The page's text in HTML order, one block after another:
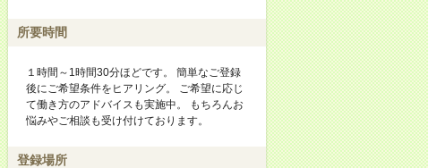
所要時間
１時間～1時間30分ほどです。 簡単なご登録
後にご希望条件をヒアリング。 ご希望に応じ
て働き方のアドバイスも実施中。 もちろんお
悩みやご相談も受け付けております。
登録場所